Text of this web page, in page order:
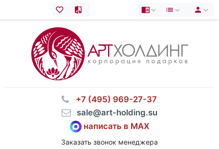
⠀+7 (495) 969-27-37
⠀sale@art-holding.su
написать в MAX
Заказать звонок менеджера